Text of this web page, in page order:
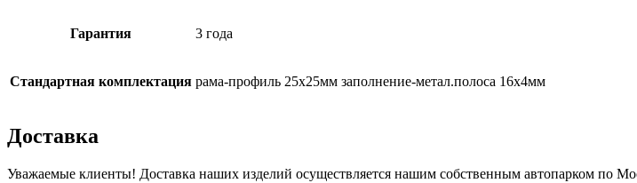
Гарантия 3 года
Стандартная комплектация рама-профиль 25х25мм заполнение-метал.полоса 16х4мм
Доставка
Уважаемые клиенты! Доставка наших изделий осуществляется нашим собственным автопарком по